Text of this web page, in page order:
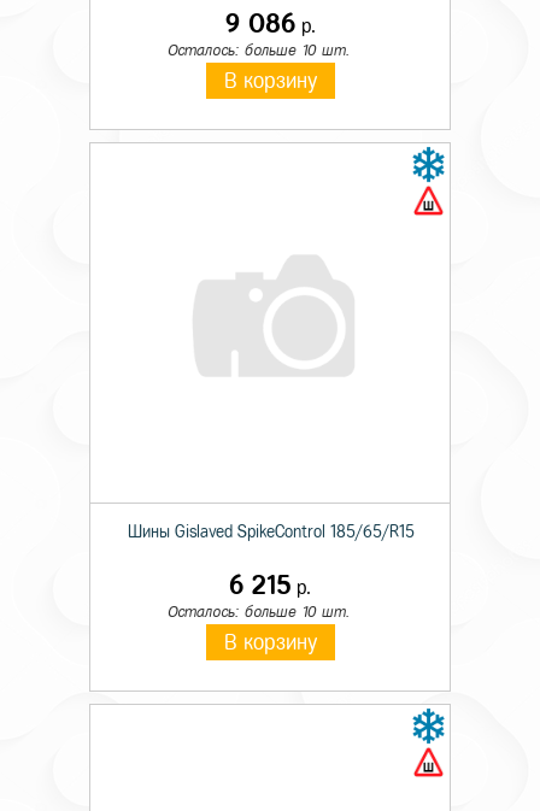
9 086р.
Осталось: больше 10 шт.
В корзину
Шины Gislaved SpikeControl 185/65/R15
6 215 р.
Осталось: больше 10 шт.
В корзину